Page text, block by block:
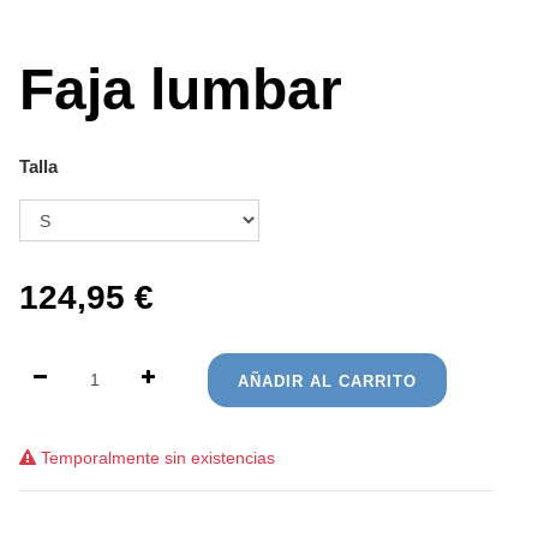
Faja lumbar
Talla
124,95 €
AÑADIR AL CARRITO
Temporalmente sin existencias